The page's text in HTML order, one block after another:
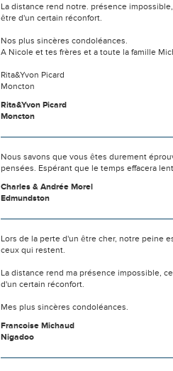
La distance rend notre. présence
être d'un certain réconfort.
Nos plus sincères condoléances.
A Nicole et tes frères et a toute la famille
Rita&Yvon Picard
Moncton
Rita&Yvon Picard
Moncton
Nous savons que vous êtes durement
pensées. Espérant que le temps effacera
Charles & Andrée Morel
Edmundston
Lors de la perte d'un être cher, notre peine
ceux qui restent.
La distance rend ma présence impossible,
d'un certain réconfort.
Mes plus sincères condoléances.
Francoise Michaud
Nigadoo